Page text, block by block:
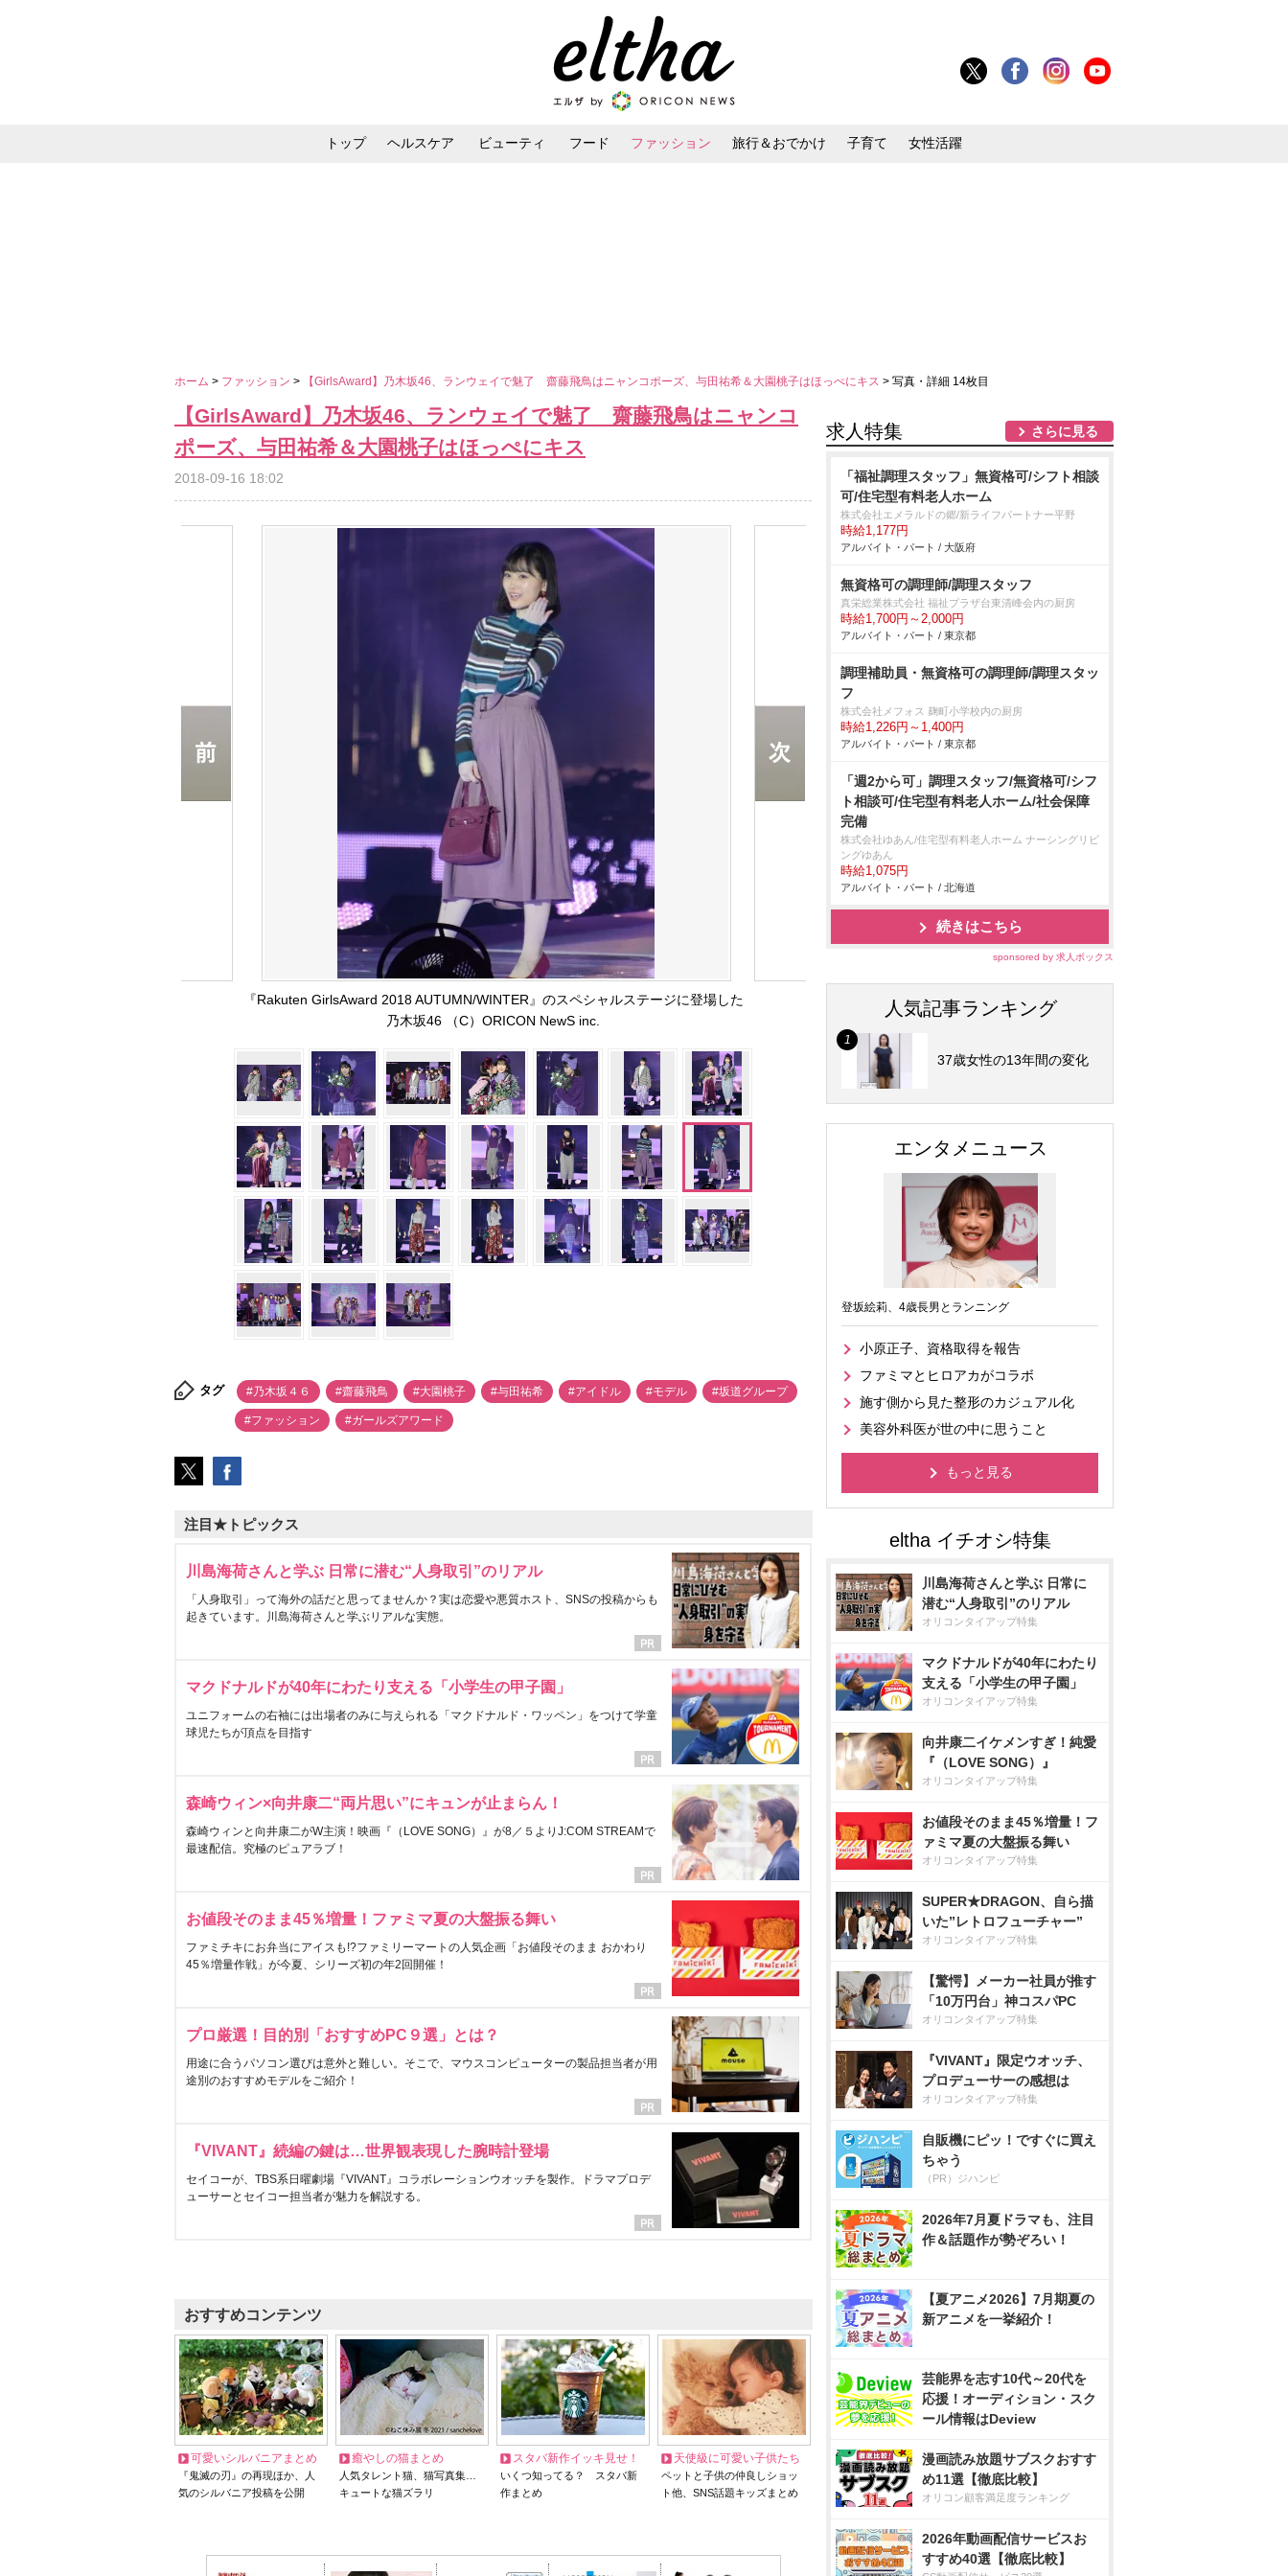
トップ ヘルスケア ビューティ フード ファッション 旅行＆おでかけ 子育て 女性活躍
ホーム > ファッション > 【GirlsAward】乃木坂46、ランウェイで魅了 齋藤飛鳥はニャンコポーズ、与田祐希＆大園桃子はほっぺにキス > 写真・詳細 14枚目
【GirlsAward】乃木坂46、ランウェイで魅了 齋藤飛鳥はニャンコ
ポーズ、与田祐希＆大園桃子はほっぺにキス
2018-09-16 18:02
『Rakuten GirlsAward 2018 AUTUMN/WINTER』のスペシャルステージに登場した
乃木坂46 （C）ORICON NewS inc.
タグ #乃木坂４６ #齋藤飛鳥 #大園桃子 #与田祐希 #アイドル #モデル #坂道グループ
#ファッション #ガールズアワード
注目★トピックス
川島海荷さんと学ぶ 日常に潜む“人身取引”のリアル
「人身取引」って海外の話だと思ってませんか？実は恋愛や悪質ホスト、SNSの投稿からも
起きています。川島海荷さんと学ぶリアルな実態。
マクドナルドが40年にわたり支える「小学生の甲子園」
ユニフォームの右袖には出場者のみに与えられる「マクドナルド・ワッペン」をつけて学童
球児たちが頂点を目指す
森崎ウィン×向井康二“両片思い”にキュンが止まらん！
森崎ウィンと向井康二がW主演！映画『（LOVE SONG）』が8／５よりJ:COM STREAMで
最速配信。究極のピュアラブ！
お値段そのまま45％増量！ファミマ夏の大盤振る舞い
ファミチキにお弁当にアイスも!?ファミリーマートの人気企画「お値段そのまま おかわり
45％増量作戦」が今夏、シリーズ初の年2回開催！
プロ厳選！目的別「おすすめPC９選」とは？
用途に合うパソコン選びは意外と難しい。そこで、マウスコンピューターの製品担当者が用
途別のおすすめモデルをご紹介！
『VIVANT』続編の鍵は…世界観表現した腕時計登場
セイコーが、TBS系日曜劇場『VIVANT』コラボレーションウオッチを製作。ドラマプロデ
ューサーとセイコー担当者が魅力を解説する。
おすすめコンテンツ
可愛いシルバニアまとめ
『鬼滅の刃』の再現ほか、人
気のシルバニア投稿を公開
癒やしの猫まとめ
人気タレント猫、猫写真集…
キュートな猫ズラリ
スタバ新作イッキ見せ！
いくつ知ってる？ スタバ新
作まとめ
天使級に可愛い子供たち
ペットと子供の仲良しショッ
ト他、SNS話題キッズまとめ
求人特集 さらに見る
「福祉調理スタッフ」無資格可/シフト相談
可/住宅型有料老人ホーム
株式会社エメラルドの郷/新ライフパートナー平野
時給1,177円
アルバイト・パート / 大阪府
無資格可の調理師/調理スタッフ
真栄総業株式会社 福祉プラザ台東清峰会内の厨房
時給1,700円～2,000円
アルバイト・パート / 東京都
調理補助員・無資格可の調理師/調理スタッ
フ
株式会社メフォス 麹町小学校内の厨房
時給1,226円～1,400円
アルバイト・パート / 東京都
「週2から可」調理スタッフ/無資格可/シフ
ト相談可/住宅型有料老人ホーム/社会保障
完備
株式会社ゆあん/住宅型有料老人ホーム ナーシングリビ
ングゆあん
時給1,075円
アルバイト・パート / 北海道
続きはこちら
sponsored by 求人ボックス
人気記事ランキング
37歳女性の13年間の変化
エンタメニュース
登坂絵莉、4歳長男とランニング
小原正子、資格取得を報告
ファミマとヒロアカがコラボ
施す側から見た整形のカジュアル化
美容外科医が世の中に思うこと
もっと見る
川島海荷さんと学ぶ 日常に
潜む“人身取引”のリアル
オリコンタイアップ特集
マクドナルドが40年にわたり
支える「小学生の甲子園」
オリコンタイアップ特集
向井康二イケメンすぎ！純愛
『（LOVE SONG）』
オリコンタイアップ特集
お値段そのまま45％増量！フ
ァミマ夏の大盤振る舞い
オリコンタイアップ特集
SUPER★DRAGON、自ら描
いた”レトロフューチャー”
オリコンタイアップ特集
【驚愕】メーカー社員が推す
「10万円台」神コスパPC
オリコンタイアップ特集
『VIVANT』限定ウオッチ、
プロデューサーの感想は
オリコンタイアップ特集
自販機にピッ！ですぐに買え
ちゃう
（PR）ジハンピ
2026年7月夏ドラマも、注目
作＆話題作が勢ぞろい！
【夏アニメ2026】7月期夏の
新アニメを一挙紹介！
芸能界を志す10代～20代を
応援！オーディション・スク
ール情報はDeview
漫画読み放題サブスクおすす
め11選【徹底比較】
オリコン顧客満足度ランキング
2026年動画配信サービスお
すすめ40選【徹底比較】